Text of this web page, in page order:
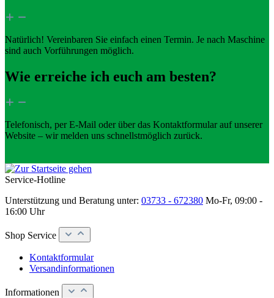
Natürlich! Vereinbaren Sie einfach einen Termin. Je nach Maschine
sind auch Vorführungen möglich.
Wie erreiche ich euch am besten?
Telefonisch, per E-Mail oder über das Kontaktformular auf unserer
Website – wir melden uns schnellstmöglich zurück.
Service-Hotline
Unterstützung und Beratung unter: 03733 - 672380 Mo-Fr, 09:00 -
16:00 Uhr
Shop Service
Kontaktformular
Versandinformationen
Informationen